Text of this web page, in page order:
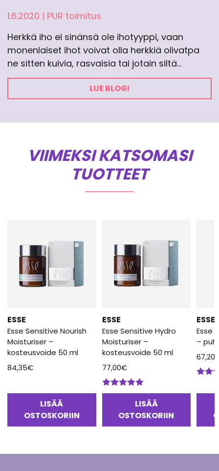
1.6.2020 | PUR toimitus
Herkkä iho ei sinänsä ole ihotyyppi, vaan
monenlaiset ihot voivat olla herkkiä olivatpa
ne sitten kuivia, rasvaisia tai jotain siltä…
LUE BLOGI
VIIMEKSI KATSOMASI
TUOTTEET
ESSE
Esse Sensitive Nourish
Moisturiser –
kosteusvoide 50 ml
84,35€
LISÄÄ
OSTOSKORIIN
ESSE
Esse Sensitive Hydro
Moisturiser –
kosteusvoide 50 ml
77,00€
Arvostelu
tuotteesta:LISÄÄ
OSTOSKORIIN
ESSE
Esse
–
67,20